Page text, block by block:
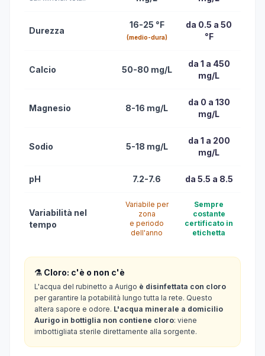
Durezza
16-25 °F
(medio-dura)
da 0.5 a 50
°F
Calcio 50-80 mg/L
da 1 a 450
mg/L
Magnesio 8-16 mg/L
da 0 a 130
mg/L
Sodio 5-18 mg/L
da 1 a 200
mg/L
pH 7.2-7.6 da 5.5 a 8.5
Variabilità nel
tempo
Variabile per
zona
e periodo
dell'anno
Sempre
costante
certificato in
etichetta
⚗️ Cloro: c'è o non c'è
L'acqua del rubinetto a Aurigo è disinfettata con cloro
per garantire la potabilità lungo tutta la rete. Questo
altera sapore e odore. L'acqua minerale a domicilio
Aurigo in bottiglia non contiene cloro: viene
imbottigliata sterile direttamente alla sorgente.